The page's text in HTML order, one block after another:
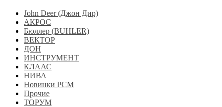
John Deer (Джон Дир)
АКРОС
Бюллер (BUHLER)
ВЕКТОР
ДОН
ИНСТРУМЕНТ
КЛААС
НИВА
Новинки РСМ
Прочие
ТОРУМ